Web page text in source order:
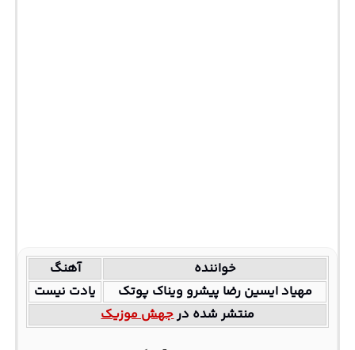
خواننده
آهنگ
مهیاد ایسین رضا پیشرو ویناک پوتک
یادت نیست
منتشر شده درجهش موزیک